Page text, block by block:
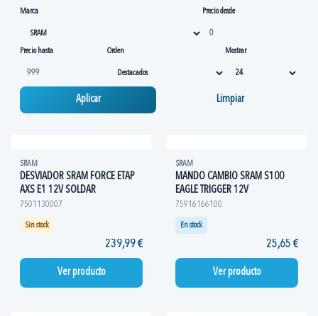
Marca Precio desde
Precio hasta Orden Mostrar
Aplicar Limpiar
SRAM
DESVIADOR SRAM FORCE ETAP
AXS E1 12V SOLDAR
7501130007
Sin stock
239,99 €
Ver producto
SRAM
MANDO CAMBIO SRAM S100
EAGLE TRIGGER 12V
75916166100
En stock
25,65 €
Ver producto